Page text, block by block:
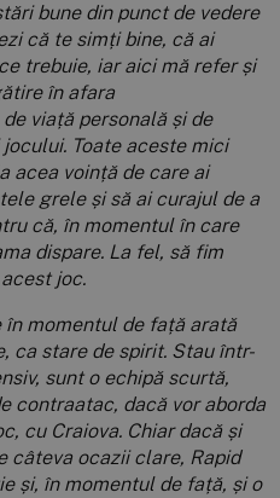
bune din punct de vedere
că te simți bine, că ai
trebuie, iar aici mă refer și
în afara
viață personală și de
Toate aceste mici
acea voință de care ai
grele și să ai curajul de a
că, în momentul în care
dispare. La fel, să fim
joc.
în momentul de față arată
ca stare de spirit. Stau într-
sunt o echipă scurtă,
contraatac, dacă vor aborda
cu Craiova. Chiar dacă și
câteva ocazii clare, Rapid
și, în momentul de față, și o